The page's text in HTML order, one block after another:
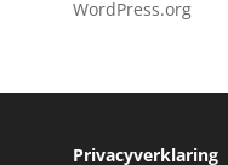
WordPress.org
Privacyverklaring